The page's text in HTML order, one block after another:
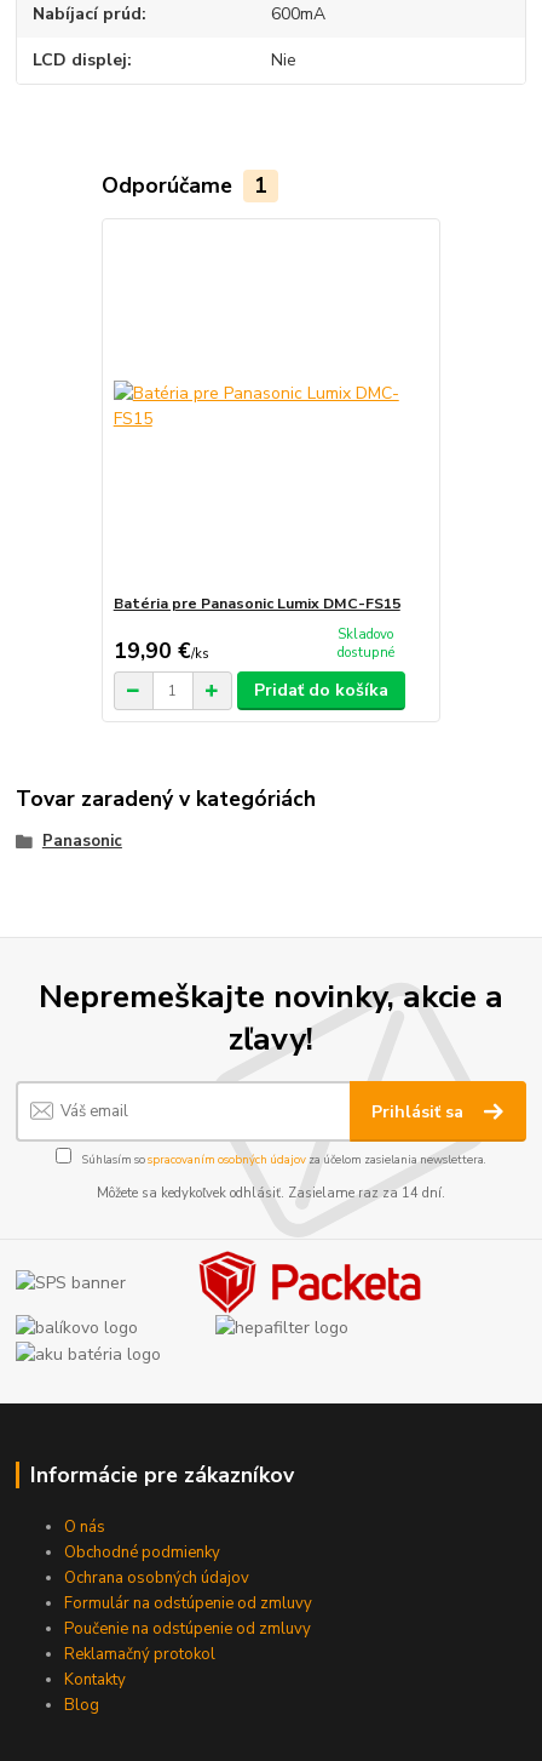
Nabíjací prúd 600mA
LCD displej Nie
Odporúčame 1
Batéria pre Panasonic Lumix DMC-FS15
19,90 €/ks
Skladovo
dostupné
Pridať do košíka
Tovar zaradený v kategóriách
Panasonic
Nepremeškajte novinky, akcie a
zľavy!
Prihlásiť sa
Súhlasím sospracovaním osobných údajov za účelom zasielania newslettera.
Môžete sa kedykoľvek odhlásiť. Zasielame raz za 14 dní.
Informácie pre zákazníkov
O nás
Obchodné podmienky
Ochrana osobných údajov
Formulár na odstúpenie od zmluvy
Poučenie na odstúpenie od zmluvy
Reklamačný protokol
Kontakty
Blog